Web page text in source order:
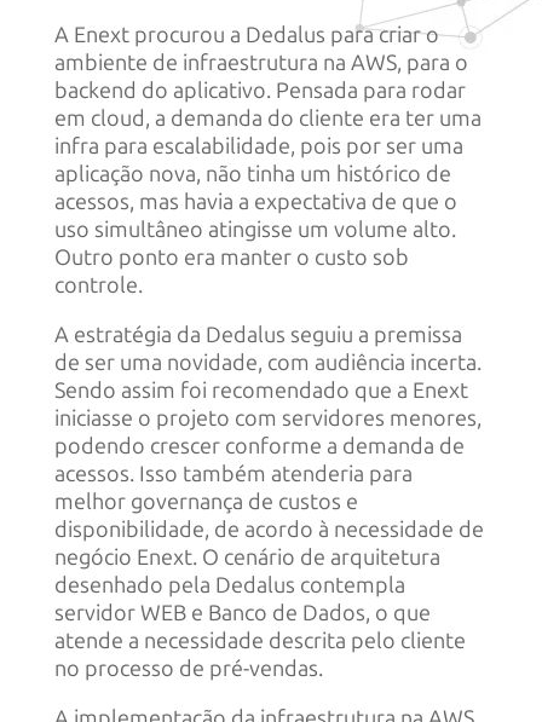
A Enext procurou a Dedalus para criar o
ambiente de infraestrutura na AWS, para o
backend do aplicativo. Pensada para rodar
em cloud, a demanda do cliente era ter uma
infra para escalabilidade, pois por ser uma
aplicação nova, não tinha um histórico de
acessos, mas havia a expectativa de que o
uso simultâneo atingisse um volume alto.
Outro ponto era manter o custo sob
controle.
A estratégia da Dedalus seguiu a premissa
de ser uma novidade, com audiência incerta.
Sendo assim foi recomendado que a Enext
iniciasse o projeto com servidores menores,
podendo crescer conforme a demanda de
acessos. Isso também atenderia para
melhor governança de custos e
disponibilidade, de acordo à necessidade de
negócio Enext. O cenário de arquitetura
desenhado pela Dedalus contempla
servidor WEB e Banco de Dados, o que
atende a necessidade descrita pelo cliente
no processo de pré-vendas.